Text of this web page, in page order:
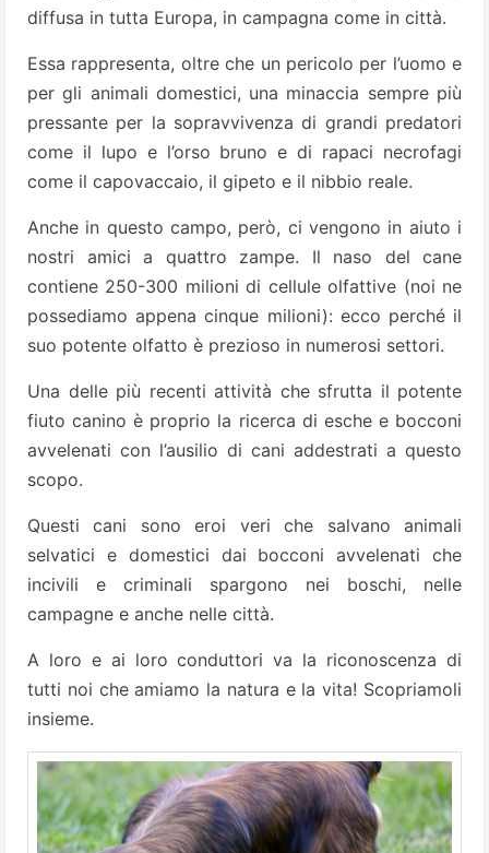
diffusa in tutta Europa, in campagna come in città.
Essa rappresenta, oltre che un pericolo per l’uomo e
per gli animali domestici, una minaccia sempre più
pressante per la sopravvivenza di grandi predatori
come il lupo e l’orso bruno e di rapaci necrofagi
come il capovaccaio, il gipeto e il nibbio reale.
Anche in questo campo, però, ci vengono in aiuto i
nostri amici a quattro zampe. Il naso del cane
contiene 250-300 milioni di cellule olfattive (noi ne
possediamo appena cinque milioni): ecco perché il
suo potente olfatto è prezioso in numerosi settori.
Una delle più recenti attività che sfrutta il potente
fiuto canino è proprio la ricerca di esche e bocconi
avvelenati con l’ausilio di cani addestrati a questo
scopo.
Questi cani sono eroi veri che salvano animali
selvatici e domestici dai bocconi avvelenati che
incivili e criminali spargono nei boschi, nelle
campagne e anche nelle città.
A loro e ai loro conduttori va la riconoscenza di
tutti noi che amiamo la natura e la vita! Scopriamoli
insieme.